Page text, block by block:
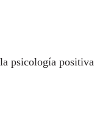
psicología positiva